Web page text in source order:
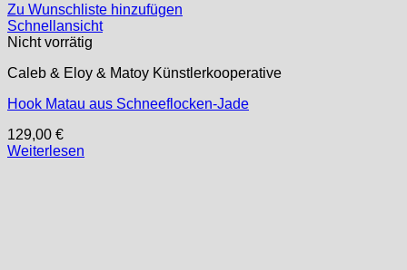
Zu Wunschliste hinzufügen
Schnellansicht
Nicht vorrätig
Caleb & Eloy & Matoy Künstlerkooperative
Hook Matau aus Schneeflocken-Jade
129,00 €
Weiterlesen